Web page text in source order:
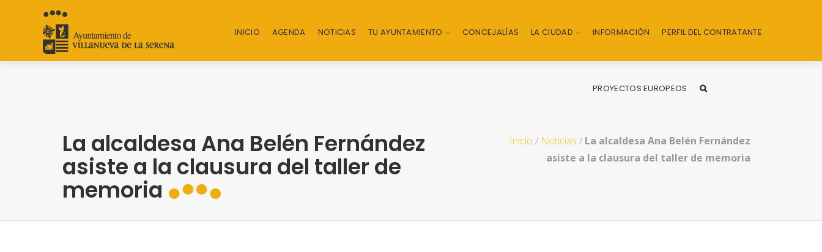
INICIO AGENDA NOTICIAS TU AYUNTAMIENTO CONCEJALÍAS LA CIUDAD INFORMACIÓN PERFIL DEL CONTRATANTE
PROYECTOS EUROPEOS
La alcaldesa Ana Belén Fernández
asiste a la clausura del taller de
memoria
Inicio / Noticias / La alcaldesa Ana Belén Fernández
asiste a la clausura del taller de memoria